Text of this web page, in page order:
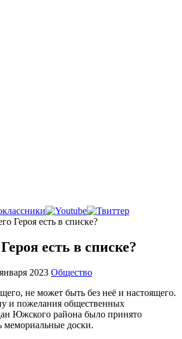
Героя есть в списке?
есть в списке?
2023 Общество
не может быть без неё и настоящего.
и пожелания общественных
Южского района было принято
мемориальные доски.